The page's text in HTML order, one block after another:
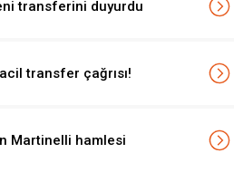
transferini duyurdu
transfer çağrısı!
Martinelli hamlesi